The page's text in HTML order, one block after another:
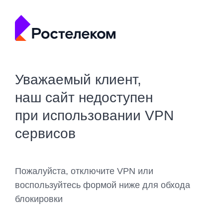
Уважаемый клиент,
наш сайт недоступен
при использовании VPN
сервисов
Пожалуйста, отключите VPN или
воспользуйтесь формой ниже для обхода
блокировки